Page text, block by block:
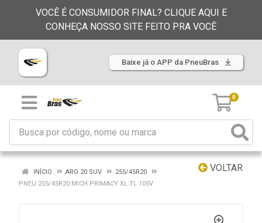
VOCÊ É CONSUMIDOR FINAL? CLIQUE AQUI E
CONHEÇA NOSSO SITE FEITO PRA VOCÊ
Baixe já o APP da PneuBras
0
VOLTAR
INÍCIO ARO 20 SUV
255/45R20
PNEU 255/45R20 MICH PRIMACY XL TL 105V